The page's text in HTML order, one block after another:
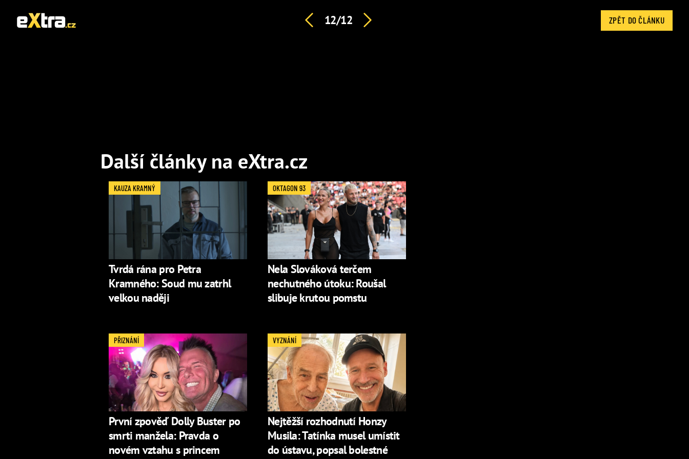
12/12 ZPĚT DO ČLÁNKU
Další články na eXtra.cz
Tvrdá rána pro Petra
Kramného: Soud mu zatrhl
velkou naději
KAUZA KRAMNÝ
Nela Slováková terčem
nechutného útoku: Roušal
slibuje krutou pomstu
OKTAGON 93
První zpověď Dolly Buster po
smrti manžela: Pravda o
novém vztahu s princem
PŘIZNÁNÍ
Nejtěžší rozhodnutí Honzy
Musila: Tatínka musel umístit
do ústavu, popsal bolestné
VYZNÁNÍ